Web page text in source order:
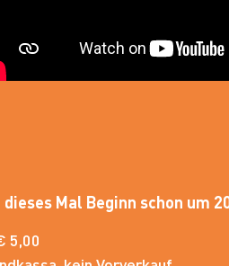
Mal Beginn schon um
5,00